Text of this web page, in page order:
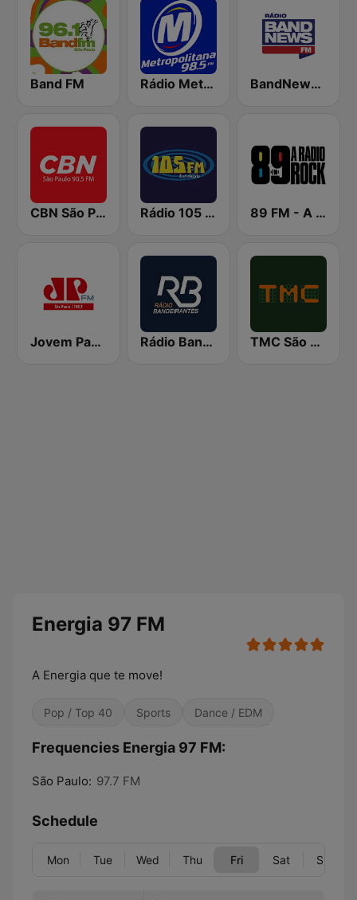
Band FM Rádio Metropolitana 98.5 FM BandNews FM - 96.9 SP
CBN São Paulo Rádio 105 FM 89 FM - A Rádio Rock
Jovem Pan FM São Paulo Rádio Bandeirantes TMC São Paulo
Energia 97 FM
A Energia que te move!
Pop / Top 40 Sports Dance / EDM
Frequencies Energia 97 FM:
São Paulo: 97.7 FM
Schedule
Mon Tue Wed Thu Fri Sat Sun